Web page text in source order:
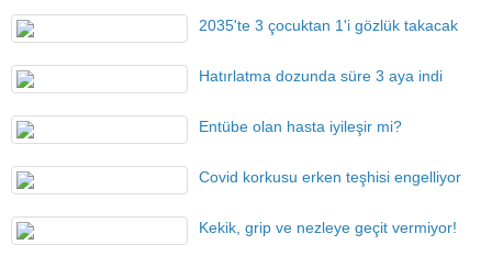
2035'te 3 çocuktan 1'i gözlük takacak
Hatırlatma dozunda süre 3 aya indi
Entübe olan hasta iyileşir mi?
Covid korkusu erken teşhisi engelliyor
Kekik, grip ve nezleye geçit vermiyor!